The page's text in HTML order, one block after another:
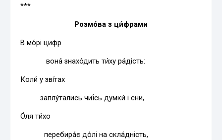
***
Розмо́ва з ци́фрами
В мо́рі цифр
вона́ знахо́дить ти́ху ра́дість:
Коли́ у зві́тах
заплу́тались чиї́сь думки́ і сни,
О́ля ти́хо
перебира́є до́лі на скла́дність,